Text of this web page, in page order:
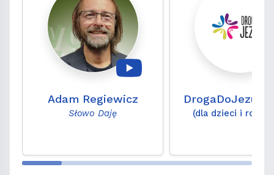
Adam Regiewicz
Słowo Daję (dla dzieci i